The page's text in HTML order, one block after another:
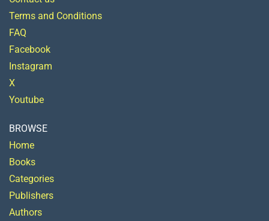
Terms and Conditions
FAQ
Facebook
Instagram
X
Youtube
BROWSE
Home
Books
Categories
Publishers
Authors